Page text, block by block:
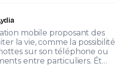
mobile proposant des
la vie, comme la possibilité
sur son téléphone ou
entre particuliers. Ét…